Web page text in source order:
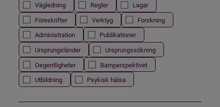
Vägledning
Regler
Lagar
Föreskrifter
Verktyg
Forskning
Administration
Publikationer
Ursprungsländer
Ursprungssökning
Oegentligheter
Barnperspektivet
Utbildning
Psykisk hälsa